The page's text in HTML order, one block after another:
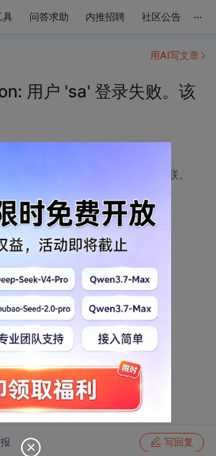
具 问答求助 内推招聘 社区公告 ...
用户 'sa' 登录失败。该
与可信 SQL Server 连接无关联。
Source)
Source)
写回复
用AI写文章